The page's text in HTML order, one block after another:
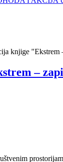
knjige "Ekstrem
–